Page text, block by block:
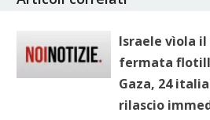
Israele vìola
fermata
Gaza, 24
rilascio